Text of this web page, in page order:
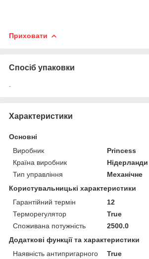
Приховати
Спосіб упаковки
Характеристики
Основні
Виробник
Princess
Країна виробник
Нідерланди
Тип управління
Механічне
Користувальницькі характеристики
Гарантійний термін
12
Терморегулятор
True
Споживана потужність
2500.0
Додаткові функції та характеристики
Наявність антипригарного
True